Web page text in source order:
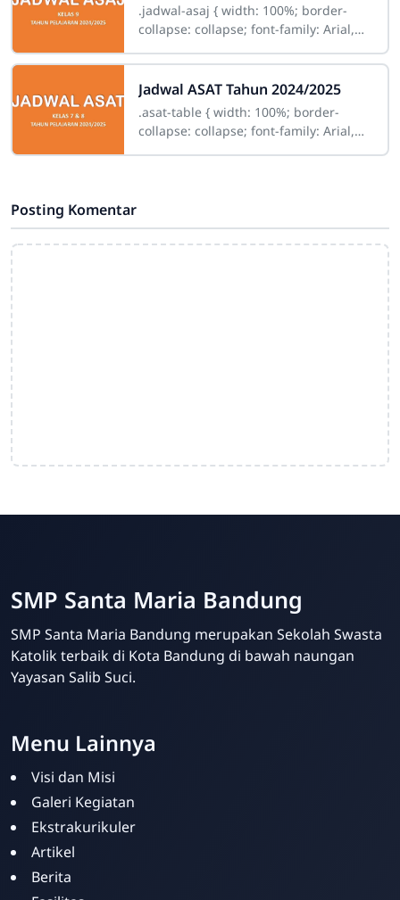
.jadwal-asaj { width: 100%; border-
collapse: collapse; font-family: Arial,
asaj th,
Jadwal ASAT Tahun 2024/2025
.asat-table { width: 100%; border-
collapse: collapse; font-family: Arial,
Posting Komentar
SMP Santa Maria Bandung
SMP Santa Maria Bandung merupakan Sekolah Swasta
Katolik terbaik di Kota Bandung di bawah naungan
Yayasan Salib Suci.
Menu Lainnya
Visi dan Misi
Galeri Kegiatan
Ekstrakurikuler
Artikel
Berita